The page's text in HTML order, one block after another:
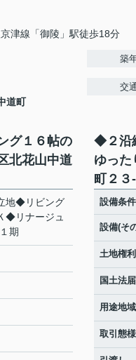
津線「御陵」駅徒歩18分
道町
築
交
グ１６帖の
北花山中道
地◆リビング
◆リナージュ
期
◆２沿
ゆっ
町２
設備条件
設備(そ
土地権利
国土法
用途地域
取引態様